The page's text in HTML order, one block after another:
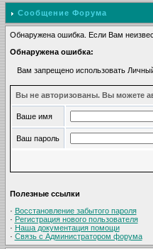
Сообщение Форума
Обнаружена ошибка. Если Вам
Обнаружена ошибка:
Вам запрещено использовать
Вы не авторизованы. Вы можете
Ваше имя
Ваш пароль
Полезные ссылки
· Восстановление забытого пароля
· Регистрация нового пользователя
· Наша документация помощи
· Связь с Администратором форума